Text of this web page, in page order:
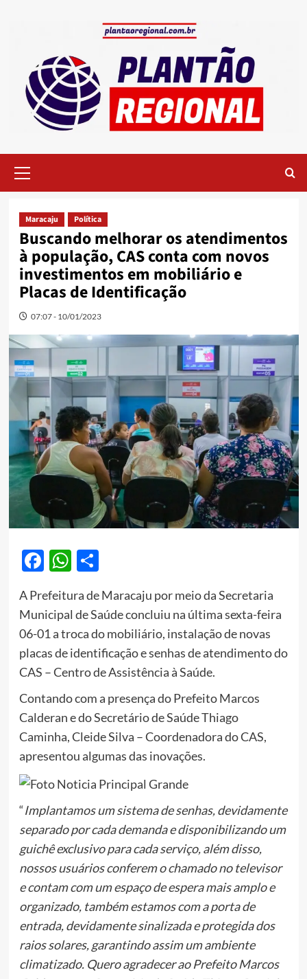
Menu
Maracaju Política
Buscando melhorar os atendimentos
à população, CAS conta com novos
investimentos em mobiliário e
Placas de Identificação
07:07 - 10/01/2023
Facebook
WhatsApp
Share
A Prefeitura de Maracaju por meio da Secretaria
Municipal de Saúde concluiu na última sexta-feira
06-01 a troca do mobiliário, instalação de novas
placas de identificação e senhas de atendimento do
CAS – Centro de Assistência à Saúde.
Contando com a presença do Prefeito Marcos
Calderan e do Secretário de Saúde Thiago
Caminha, Cleide Silva – Coordenadora do CAS,
apresentou algumas das inovações.
“Implantamos um sistema de senhas, devidamente
separado por cada demanda e disponibilizando um
guichê exclusivo para cada serviço, além disso,
nossos usuários conferem o chamado no televisor
e contam com um espaço de espera mais amplo e
organizado, também estamos com a porta de
entrada, devidamente sinalizada e protegida dos
raios solares, garantindo assim um ambiente
climatizado. Quero agradecer ao Prefeito Marcos